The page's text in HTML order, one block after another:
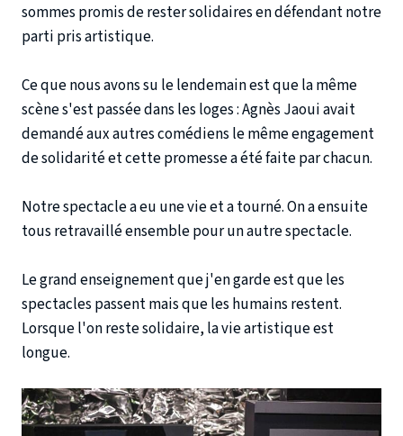
sommes promis de rester solidaires en défendant notre
parti pris artistique.
Ce que nous avons su le lendemain est que la même
scène s'est passée dans les loges : Agnès Jaoui avait
demandé aux autres comédiens le même engagement
de solidarité et cette promesse a été faite par chacun.
Notre spectacle a eu une vie et a tourné. On a ensuite
tous retravaillé ensemble pour un autre spectacle.
Le grand enseignement que j'en garde est que les
spectacles passent mais que les humains restent.
Lorsque l'on reste solidaire, la vie artistique est
longue.